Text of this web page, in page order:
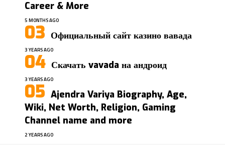
Career & More
5 MONTHS AGO
Официальный сайт казино вавада
3 YEARS AGO
Скачать vavada на андроид
3 YEARS AGO
Ajendra Variya Biography, Age,
Wiki, Net Worth, Religion, Gaming
Channel name and more
2 YEARS AGO